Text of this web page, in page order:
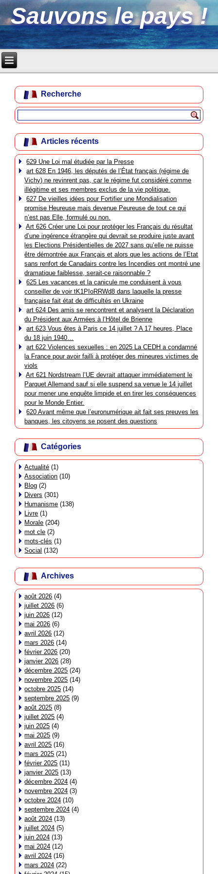
Sauvons le pays !
Recherche
Articles récents
629 Une Loi mal étudiée par la Presse
art 628 En 1946, les députés de l’État français (régime de
Vichy) ne revinrent pas, car le régime fut considéré comme
illégitime et ses membres exclus de la vie politique.
627 De vieilles idées pour Fortifier une Mondialisation
promise Heureuse mais devenue Peureuse de tout ce qui
n’est pas Elle, formulé ou non.
Art 626 Créer une Loi pour protéger les Français du résultat
d’une ingérence étrangère qui devrait se produire juste avant
les Elections Présidentielles de 2027 sans qu’elle ne puisse
être démontrée aux Français et alors que les actions de l’Etat
sans renfort de Canadairs contre les Incendies ont montré une
dramatique faiblesse, serait-ce raisonnable ?
625 Les vacances et la canicule me conduisent à vous
conseiller de voir tK1PIoRRWd8 dans laquelle la presse
française fait état de difficultés en Ukraine
art 624 Des amis se rencontrent et analysent la Déclaration
du Président aux Armées à l’Hôtel de Brienne
art 623 Vous êtes à Paris ce 14 juillet ? A 17 heures, Place
du 18 juin 1940…
art 622 Violences sexuelles : en 2025 La CEDH a condamné
la France pour avoir failli à protéger des mineures victimes de
viols
Art 621 Nordstream l’UE devrait attaquer immédiatement le
Parquet Allemand sauf si elle suspend sa venue le 14 juillet
pour mener une enquête limpide et en tirer les conséquences
pour le Monde Entier.
620 Avant même que l’euronumérique ait fait ses preuves les
banques, les citoyens se posent des questions
Catégories
Actualité (1)
Association (10)
Blog (2)
Divers (301)
Humanisme (138)
Livre (1)
Morale (204)
mot cle (2)
mots-clés (1)
Social (132)
Archives
août 2026 (4)
juillet 2026 (6)
juin 2026 (12)
mai 2026 (6)
avril 2026 (12)
mars 2026 (14)
février 2026 (20)
janvier 2026 (28)
décembre 2025 (24)
novembre 2025 (14)
octobre 2025 (14)
septembre 2025 (9)
août 2025 (8)
juillet 2025 (4)
juin 2025 (4)
mai 2025 (9)
avril 2025 (16)
mars 2025 (21)
février 2025 (11)
janvier 2025 (13)
décembre 2024 (4)
novembre 2024 (3)
octobre 2024 (10)
septembre 2024 (4)
août 2024 (13)
juillet 2024 (5)
juin 2024 (13)
mai 2024 (12)
avril 2024 (16)
mars 2024 (22)